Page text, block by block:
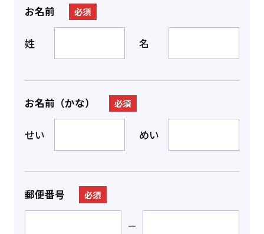
お名前 必須
姓 名
お名前（かな） 必須
せい めい
郵便番号 必須
－